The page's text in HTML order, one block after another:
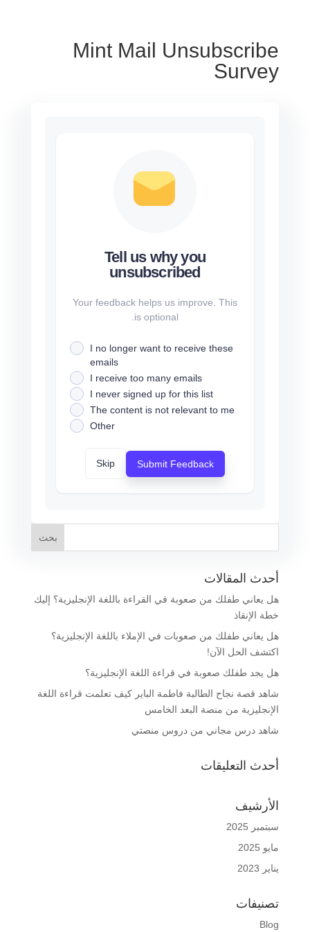
Mint Mail Unsubscribe
Survey
Tell us why you
unsubscribed
Your feedback helps us improve. This
is optional.
I no longer want to receive these
emails
I receive too many emails
I never signed up for this list
The content is not relevant to me
Other
Submit Feedback
Skip
أحدث المقالات
هل يعاني طفلك من صعوبة في القراءة باللغة الإنجليزية؟ إليك
خطة الإنقاذ
هل يعاني طفلك من صعوبات في الإملاء باللغة الإنجليزية؟
اكتشف الحل الآن!
هل يجد طفلك صعوبة في قراءة اللغة الإنجليزية؟
شاهد قصة نجاح الطالبة فاطمة الباير كيف تعلمت قراءة اللغة
الإنجليزية من منصة البعد الخامس
شاهد درس مجاني من دروس منصتي
أحدث التعليقات
الأرشيف
سبتمبر 2025
مايو 2025
يناير 2023
تصنيفات
Blog